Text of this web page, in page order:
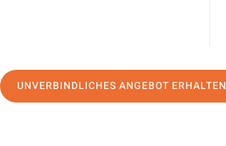
UNVERBINDLICHES ANGEBOT ERHALTEN